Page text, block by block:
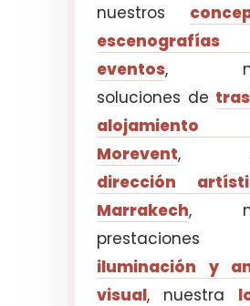
nuestros
eventos,
soluciones de
Morevent,
dirección
Marrakech,
iluminación y
visual, nuestra